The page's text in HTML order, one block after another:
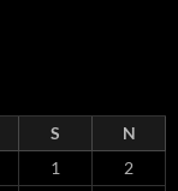
S
N
1
2